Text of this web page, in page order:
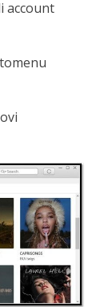
account